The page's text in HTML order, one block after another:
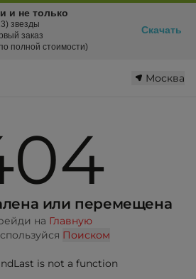
Москва
или перемещена
на Главную
Поиском
is not a function
и не только
звезды
заказ
полной стоимости)
Скачать